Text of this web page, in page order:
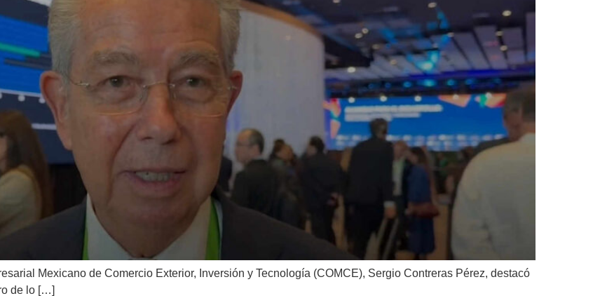
Mexicano de Comercio Exterior, Inversión y Tecnología (COMCE), Sergio Contreras Pérez, destacó
de lo […]